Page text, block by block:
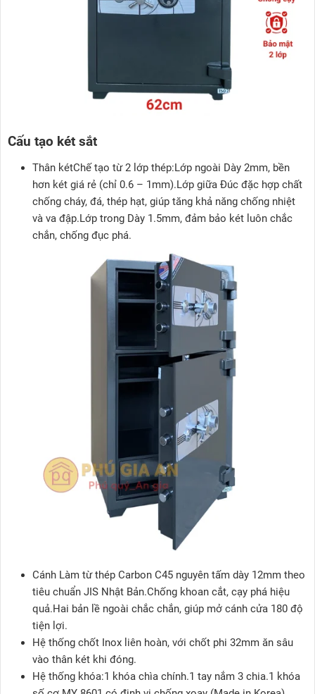
Cấu tạo két sắt
Thân kétChế tạo từ 2 lớp thép:Lớp ngoài Dày 2mm, bền
hơn két giá rẻ (chỉ 0.6 – 1mm).Lớp giữa Đúc đặc hợp chất
chống cháy, đá, thép hạt, giúp tăng khả năng chống nhiệt
và va đập.Lớp trong Dày 1.5mm, đảm bảo két luôn chắc
chắn, chống đục phá.
Cánh Làm từ thép Carbon C45 nguyên tấm dày 12mm theo
tiêu chuẩn JIS Nhật Bản.Chống khoan cắt, cạy phá hiệu
quả.Hai bản lề ngoài chắc chắn, giúp mở cánh cửa 180 độ
tiện lợi.
Hệ thống chốt Inox liên hoàn, với chốt phi 32mm ăn sâu
vào thân két khi đóng.
Hệ thống khóa:1 khóa chìa chính.1 tay nắm 3 chia.1 khóa